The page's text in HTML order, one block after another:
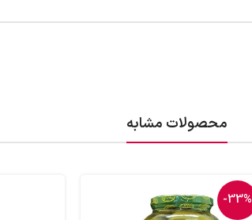
محصولات مشابه
-33%